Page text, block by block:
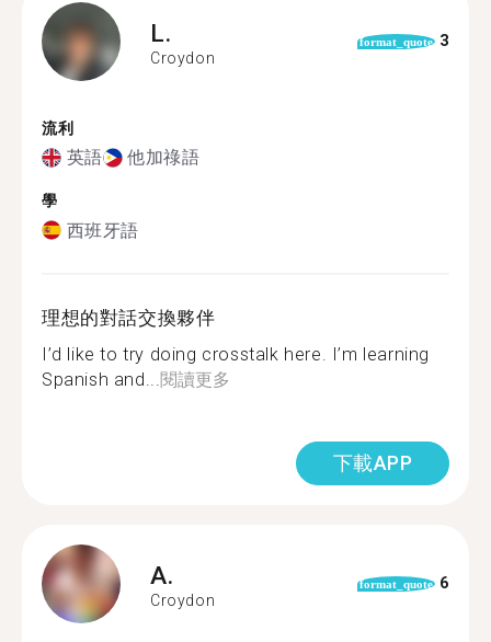
L.
Croydon
format_quote 3
流利
英語 他加祿語
學
西班牙語
理想的對話交換夥伴
I’d like to try doing crosstalk here. I’m learning
Spanish and... 閱讀更多
下載APP
A.
Croydon
format_quote 6